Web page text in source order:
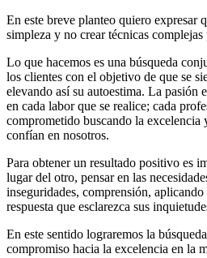
En este breve planteo quiero expresar
simpleza y no crear técnicas
Lo que hacemos es una búsqueda
los clientes con el objetivo de que se
elevando así su autoestima. La pasión
en cada labor que se realice; cada
comprometido buscando la excelencia
confían en nosotros.
Para obtener un resultado positivo es
lugar del otro, pensar en las
inseguridades, comprensión,
respuesta que esclarezca sus
En este sentido lograremos la
compromiso hacia la excelencia en la